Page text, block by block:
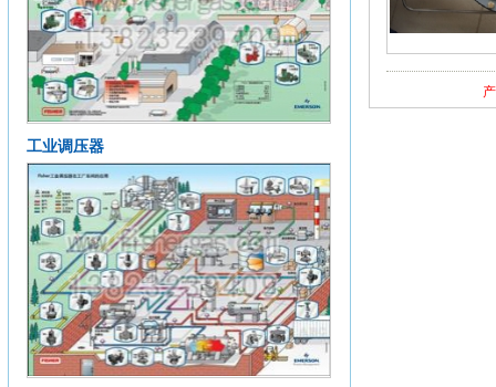
工业调压器